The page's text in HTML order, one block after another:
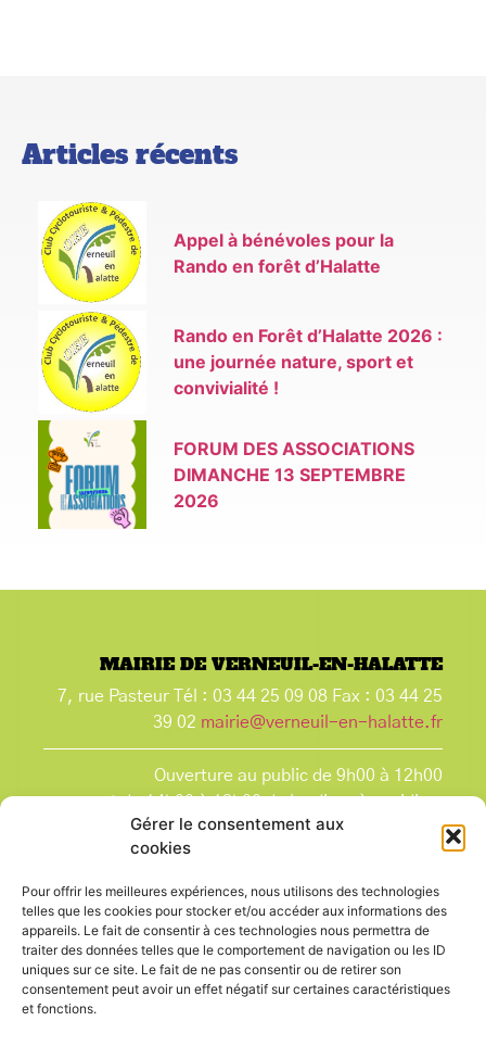
Gérer le consentement aux
cookies
Pour offrir les meilleures expériences, nous utilisons des technologies
telles que les cookies pour stocker et/ou accéder aux informations des
appareils. Le fait de consentir à ces technologies nous permettra de
traiter des données telles que le comportement de navigation ou les ID
uniques sur ce site. Le fait de ne pas consentir ou de retirer son
consentement peut avoir un effet négatif sur certaines caractéristiques
et fonctions.
Articles récents
Appel à bénévoles pour la
Rando en forêt d’Halatte
Rando en Forêt d’Halatte 2026 :
une journée nature, sport et
convivialité !
FORUM DES ASSOCIATIONS
DIMANCHE 13 SEPTEMBRE
2026
MAIRIE DE VERNEUIL-EN-HALATTE
7, rue Pasteur Tél : 03 44 25 09 08 Fax : 03 44 25
39 02 mairie@verneuil-en-halatte.fr
Ouverture au public de 9h00 à 12h00
et de 14h00 à 18h00 du lundi après-midi au
vendredi,
et le samedi de 9h00 à 12h00.
que les jours fériés.